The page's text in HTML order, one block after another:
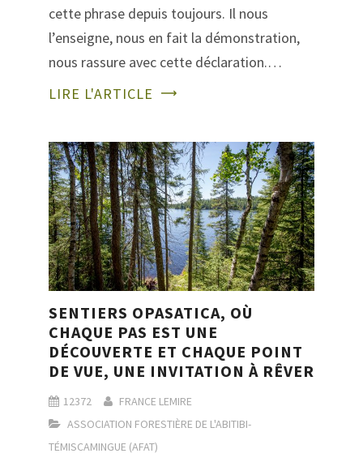
cette phrase depuis toujours. Il nous
l’enseigne, nous en fait la démonstration,
nous rassure avec cette déclaration.…
LIRE L'ARTICLE
SENTIERS OPASATICA, OÙ
CHAQUE PAS EST UNE
DÉCOUVERTE ET CHAQUE POINT
DE VUE, UNE INVITATION À RÊVER
12372
FRANCE LEMIRE
ASSOCIATION FORESTIÈRE DE L'ABITIBI-
TÉMISCAMINGUE (AFAT)